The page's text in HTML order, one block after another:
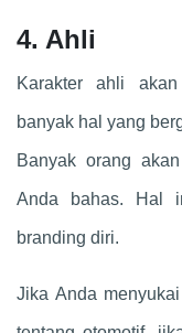
4. Ahli
Karakter ahli
banyak hal yang
Banyak orang
Anda bahas. Hal
branding diri.
Jika Anda